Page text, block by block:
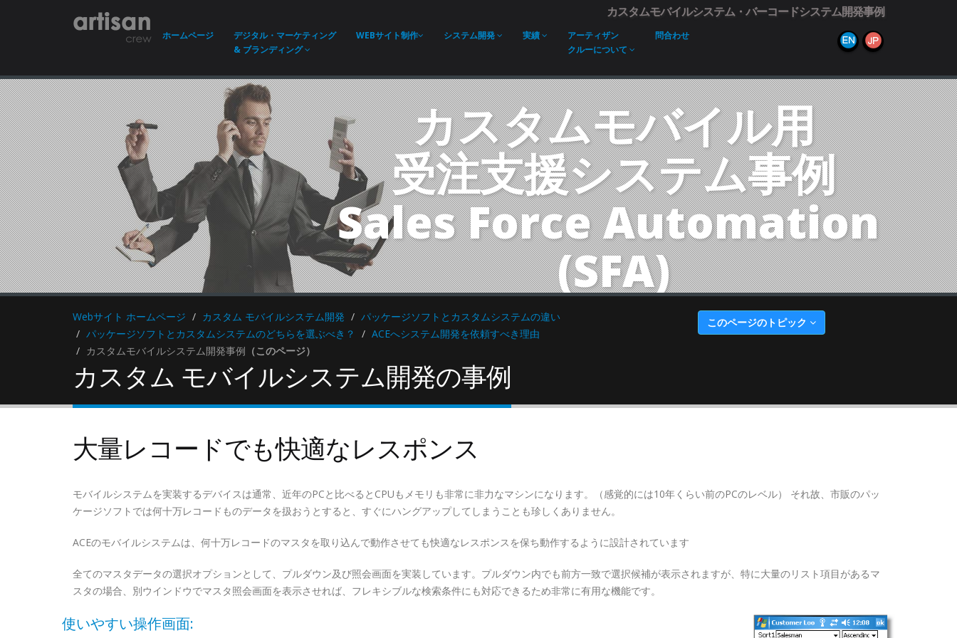
カスタムモバイルシステム・バーコードシステム開発事例
ホームページ
デジタル・マーケティング
& ブランディング
WEBサイト制作 システム開発 実績
アーティザン
クルーについて
問合わせ
カスタムモバイル用
受注支援システム事例
Sales Force Automation
(SFA)
Webサイト ホームページ カスタム モバイルシステム開発
パッケージソフトとカスタムシステムの違い
パッケージソフトとカスタムシステムのどちらを選ぶべき？
ACEへシステム開発を依頼すべき理由
カスタムモバイルシステム開発事例 （このページ）
このページのトピック
カスタム モバイルシステム開発の事例
大量レコードでも快適なレスポンス
モバイルシステムを実装するデバイスは通常、近年のPCと比べるとCPUもメモリも非常に非力なマシンになります。（感覚的には10年くらい前のPCのレベル） それ故、市販のパッ
ケージソフトでは何十万レコードものデータを扱おうとすると、すぐにハングアップしてしまうことも珍しくありません。
ACEのモバイルシステムは、何十万レコードのマスタを取り込んで動作させても快適なレスポンスを保ち動作するように設計されています
全てのマスタデータの選択オプションとして、プルダウン及び照会画面を実装しています。プルダウン内でも前方一致で選択候補が表示されますが、特に大量のリスト項目があるマ
スタの場合、別ウインドウでマスタ照会画面を表示させれば、フレキシブルな検索条件にも対応できるため非常に有用な機能です。
使いやすい操作画面: